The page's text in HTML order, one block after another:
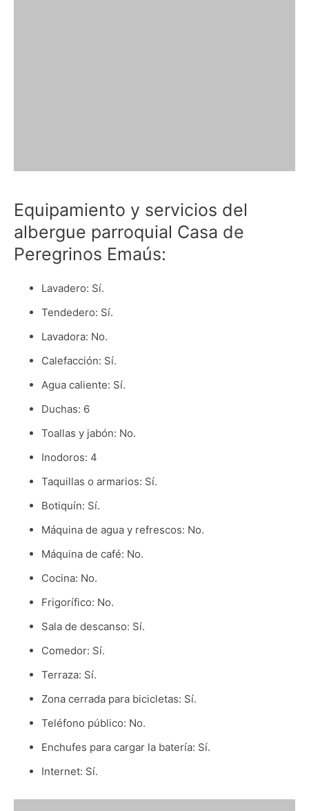
Equipamiento y servicios del
albergue parroquial Casa de
Peregrinos Emaús:
Lavadero: Sí.
Tendedero: Sí.
Lavadora: No.
Calefacción: Sí.
Agua caliente: Sí.
Duchas: 6
Toallas y jabón: No.
Inodoros: 4
Taquillas o armarios: Sí.
Botiquín: Sí.
Máquina de agua y refrescos: No.
Máquina de café: No.
Cocina: No.
Frigorífico: No.
Sala de descanso: Sí.
Comedor: Sí.
Terraza: Sí.
Zona cerrada para bicicletas: Sí.
Teléfono público: No.
Enchufes para cargar la batería: Sí.
Internet: Sí.